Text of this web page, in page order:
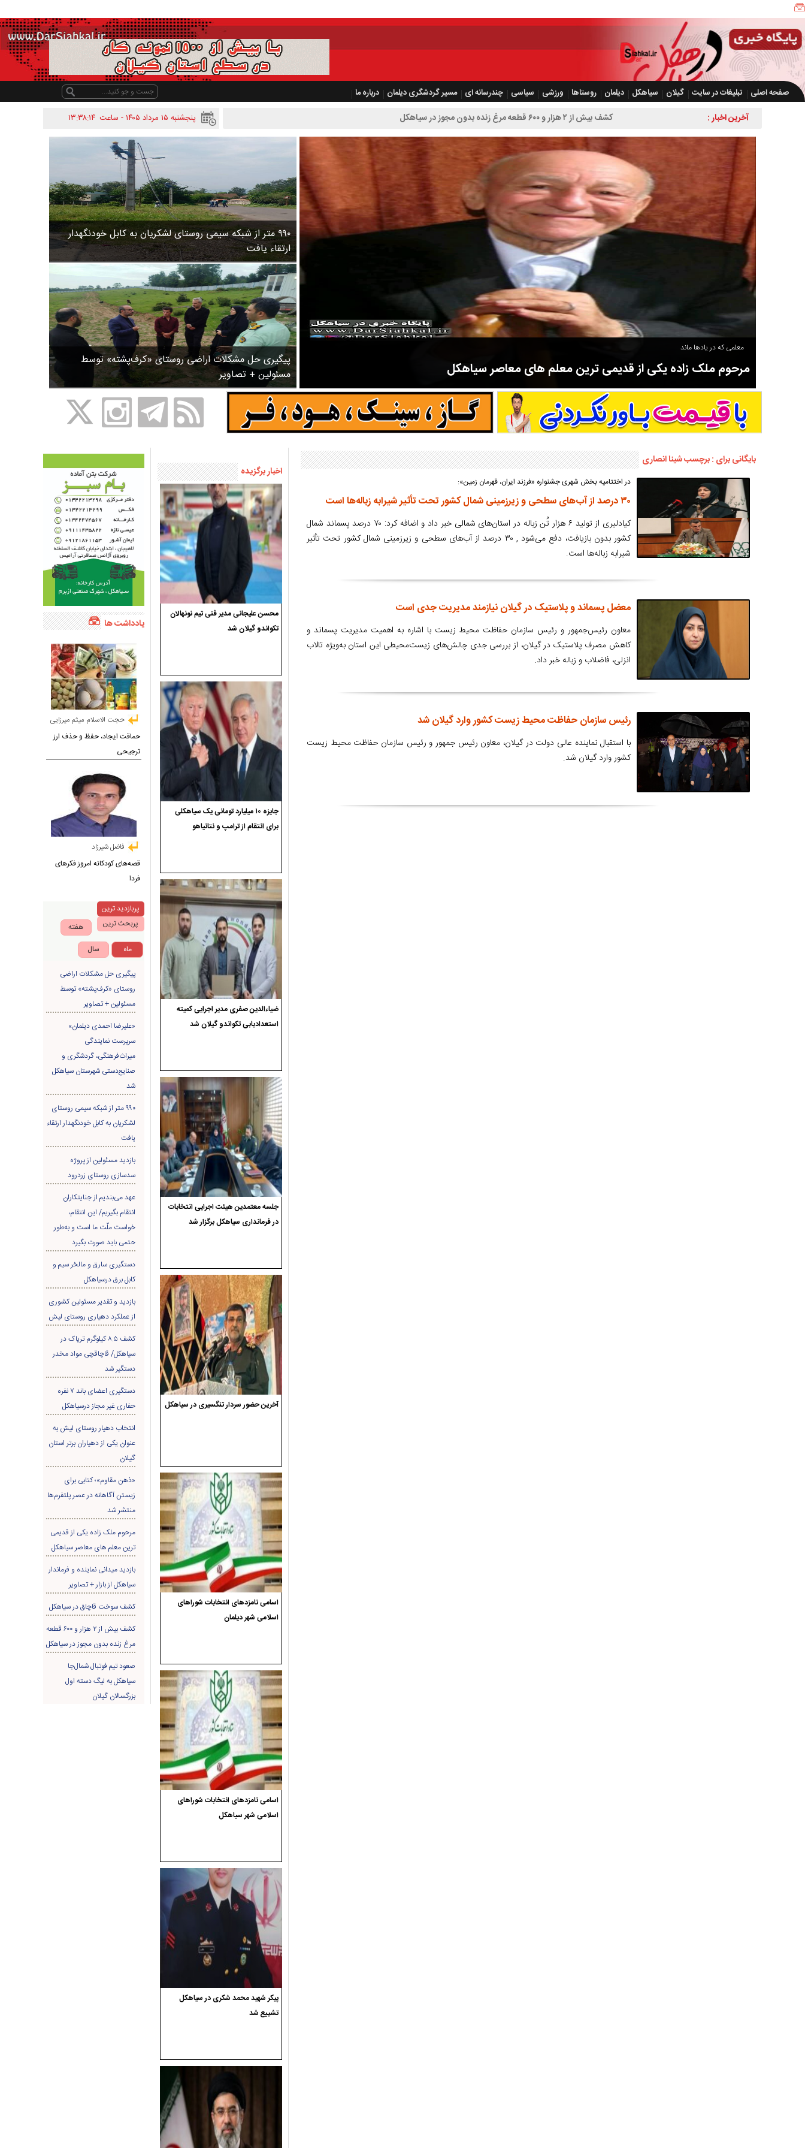
صفحه اصلی تبلیغات در سایت گیلان سیاهکل دیلمان روستاها ورزشی سیاسی چندرسانه ای مسیر گردشگری دیلمان
درباره ما
پنجشنبه ۱۵ مرداد ۱۴۰۵ - ساعت
۱۳:۳۸:۱۴ آخرین اخبار :
۹۹۰ متر از شبکه سیمی روستای لشکریان به کابل خودنگهدار
ارتقاء یافت
پیگیری حل مشکلات اراضی روستای «کرف‌پشته» توسط
مسئولین + تصاویر
معلمی که در یادها ماند
مرحوم ملک زاده یکی از قدیمی ترین معلم های معاصر سیاهکل
مرحوم ملک زاده از سال ۱۳۲۷ شروع به تدریس در مدارس سیاهکل کرد و در ۳۱ سال خدمت خود، علاوه بر تدریس در کلاس اول، معلم نهضت
سوادآموزی و عضو موسس مدرسه اورنگ سیاهکل نیز بود و در سال ۱۳۵۸ بازنشست شد.
بایگانی برای : برچسب شینا انصاری
در اختتامیه بخش شهری جشنواره «فرزند ایران، قهرمان زمین»:
۳۰ درصد از آب‌های سطحی و زیرزمینی شمال کشور تحت تأثیر شیرابه زباله‌ها است
کیادلیری از تولید ۶ هزار تُن زباله در استان‌های شمالی خبر داد و اضافه کرد: ۷۰ درصد پسماند شمال
کشور بدون بازیافت، دفع می‌شود , ۳۰ درصد از آب‌های سطحی و زیرزمینی شمال کشور تحت تأثیر
شیرابه زباله‌ها است.
معضل پسماند و پلاستیک در گیلان نیازمند مدیریت جدی است
معاون رئیس‌جمهور و رئیس سازمان حفاظت محیط زیست با اشاره به اهمیت مدیریت پسماند و
کاهش مصرف پلاستیک در گیلان، از بررسی جدی چالش‌های زیست‌محیطی این استان به‌ویژه تالاب
انزلی، فاضلاب و زباله خبر داد.
رئیس سازمان حفاظت محیط زیست کشور وارد گیلان شد
با استقبال نماینده عالی دولت در گیلان، معاون رئیس جمهور و رئیس سازمان حفاظت محیط زیست
کشور وارد گیلان شد.
اخبار برگزیده
محسن علیجانی مدیر فنی تیم نونهالان
تکواندو گیلان شد
جایزه ۱۰ میلیارد تومانی یک سیاهکلی
برای انتقام از ترامپ و نتانیاهو
ضیاءالدین صفری مدیر اجرایی کمیته
استعدادیابی تکواندو گیلان شد
جلسه معتمدین هیئت اجرایی انتخابات
در فرمانداری سیاهکل برگزار شد
آخرین حضور سردار تنگسیری در سیاهکل
اسامی نامزدهای انتخابات شوراهای
اسلامی شهر دیلمان
اسامی نامزدهای انتخابات شوراهای
اسلامی شهر سیاهکل
پیکر شهید محمد شکری در سیاهکل
تشییع شد
یادداشت ها
حجت الاسلام میثم میرزایی
حماقت ایجاد، حفظ و حذف ارز
ترجیحی
فاضل شیرزاد
قصه‌های کودکانه امروز فکرهای
فردا
پربازدید ترین
پربحث ترین
هفته
ماه
سال
پیگیری حل مشکلات اراضی
روستای «کرف‌پشته» توسط
مسئولین + تصاویر
«علیرضا احمدی دیلمان»
سرپرست نمایندگی
میراث‌فرهنگی، گردشگری و
صنایع‌دستی شهرستان سیاهکل
شد
۹۹۰ متر از شبکه سیمی روستای
لشکریان به کابل خودنگهدار ارتقاء
یافت
بازدید مسئولین از پروژه
سدسازی روستای زردرود
عهد می‌بندیم از جنایتکاران
انتقام بگیریم/ این انتقام،
خواست ملّت ما است و به‌طور
حتمی باید صورت بگیرد
دستگیری سارق و مالخر سیم و
کابل برق درسیاهکل
بازدید و تقدیر مسئولین کشوری
از عملکرد دهیاری روستای لیش
کشف ۸.۵ کیلوگرم تریاک در
سیاهکل/ قاچاقچی مواد مخدر
دستگیر شد
دستگیری اعضای باند ۷ نفره
حفاری غير مجاز درسیاهکل
انتخاب دهیار روستای لیش به
عنوان یکی از دهیاران برتر استان
گیلان
«ذهن مقاوم»؛ کتابی برای
زیستن آگاهانه در عصر پلتفرم‌ها
منتشر شد
مرحوم ملک زاده یکی از قدیمی
ترین معلم های معاصر سیاهکل
بازدید میدانی نماینده و فرماندار
سیاهکل از بازار + تصاویر
کشف سوخت قاچاق در سياهکل
کشف بیش از ۲ هزار و ۶۰۰ قطعه
مرغ زنده بدون مجوز در سیاهکل
صعود تیم فوتبال شمال‌جا‌
سیاهکل به لیگ دسته اول
بزرگسالان گیلان